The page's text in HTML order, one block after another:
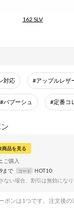
162 SLV
対応 #アップルレザ
#バブーシュ #定番コ
商品を見る
まで コード
HOT10
ない場合、割引は無効になり
ンは1つです。注文後の